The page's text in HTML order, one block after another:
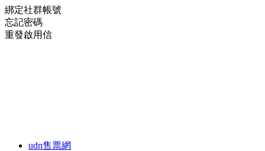
綁定社群帳號
忘記密碼
重發啟用信
udn售票網